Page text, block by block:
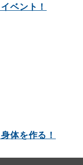
ベント！
体を作る！